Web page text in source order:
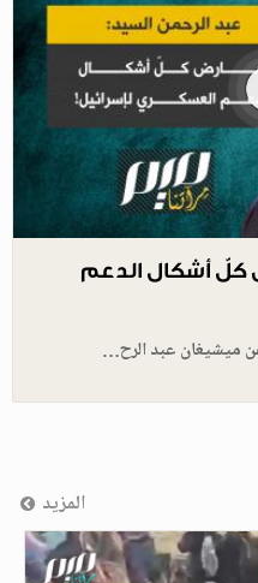
كلّ أشكال الدعم
ميشيغان عبد الرح…
المزيد